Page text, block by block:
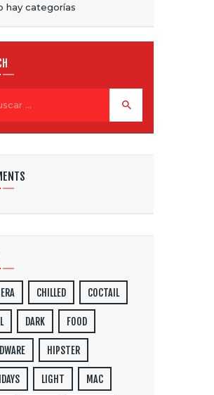
hay categorías
CHILLED COCTAIL
DARK FOOD
HIPSTER
LIGHT MAC